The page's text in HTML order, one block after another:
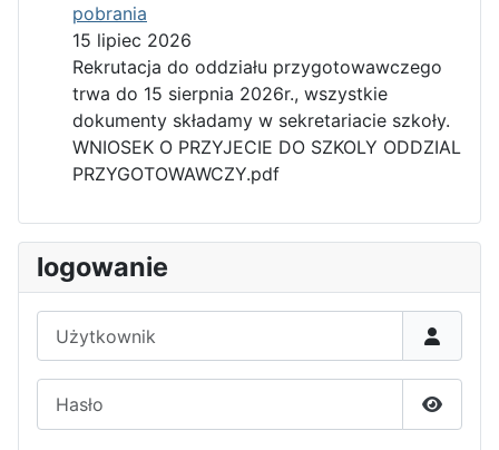
pobrania
15 lipiec 2026
Rekrutacja do oddziału przygotowawczego
trwa do 15 sierpnia 2026r., wszystkie
dokumenty składamy w sekretariacie szkoły.
WNIOSEK O PRZYJECIE DO SZKOLY ODDZIAL
PRZYGOTOWAWCZY.pdf
logowanie
Pokaż